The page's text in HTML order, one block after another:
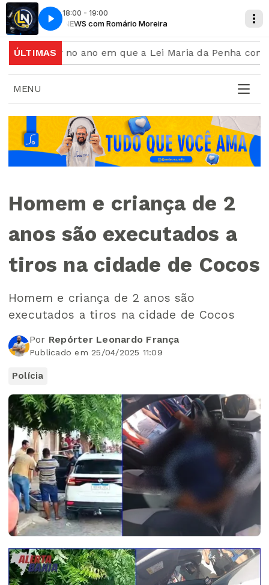
18:00 - 19:00
LIVE NEWS com Romário Moreira LIVE
ÚLTIMASno ano em que a Lei Maria da Penha completa
MENU
Homem e criança de 2
anos são executados a
tiros na cidade de Cocos
Homem e criança de 2 anos são
executados a tiros na cidade de Cocos
Por Repórter Leonardo França
Publicado em 25/04/2025 11:09
Polícia